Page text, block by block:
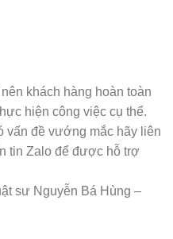
khách hàng hoàn toàn
hiện công việc cụ thể.
vấn đề vướng mắc hãy liên
tin Zalo để được hỗ trợ
sư Nguyễn Bá Hùng –